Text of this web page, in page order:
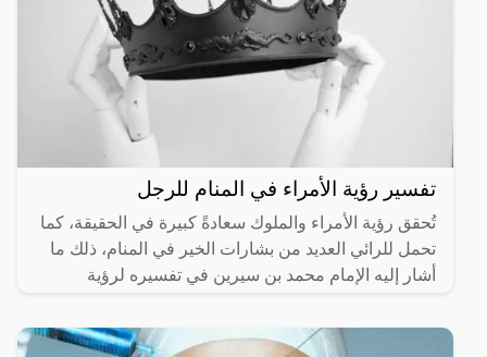
تفسير رؤية الأمراء في المنام للرجل
تُحقق رؤية الأمراء والملوك سعادةً كبيرة في الحقيقة، كما
تحمل للرائي العديد من بشارات الخير في المنام، ذلك ما
أشار إليه الإمام محمد بن سيرين في تفسيره لرؤية